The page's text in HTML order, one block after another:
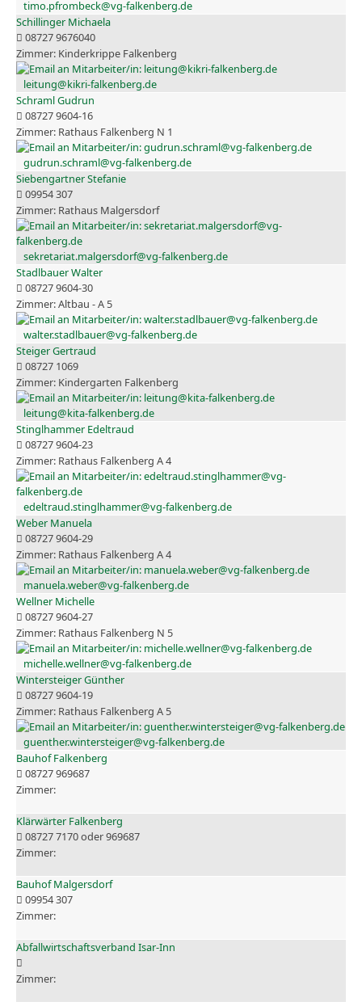
timo.pfrombeck@vg-falkenberg.de
Schillinger Michaela
08727 9676040
Kinderkrippe Falkenberg
leitung@kikri-falkenberg.de
Schraml Gudrun
08727 9604-16
Rathaus Falkenberg N 1
gudrun.schraml@vg-falkenberg.de
Siebengartner Stefanie
09954 307
Rathaus Malgersdorf
sekretariat.malgersdorf@vg-falkenberg.de
Stadlbauer Walter
08727 9604-30
Altbau - A 5
walter.stadlbauer@vg-falkenberg.de
Steiger Gertraud
08727 1069
Kindergarten Falkenberg
leitung@kita-falkenberg.de
Stinglhammer Edeltraud
08727 9604-23
Rathaus Falkenberg A 4
edeltraud.stinglhammer@vg-falkenberg.de
Weber Manuela
08727 9604-29
Rathaus Falkenberg A 4
manuela.weber@vg-falkenberg.de
Wellner Michelle
08727 9604-27
Rathaus Falkenberg N 5
michelle.wellner@vg-falkenberg.de
Wintersteiger Günther
08727 9604-19
Rathaus Falkenberg A 5
guenther.wintersteiger@vg-falkenberg.de
Bauhof Falkenberg
08727 969687
Klärwärter Falkenberg
08727 7170 oder 969687
Bauhof Malgersdorf
09954 307
Abfallwirtschaftsverband Isar-Inn